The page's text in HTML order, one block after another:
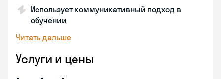
Использует коммуникативный подход в
обучении
Читать дальше
Услуги и цены